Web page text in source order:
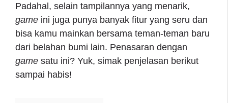
Padahal, selain tampilannya yang menarik,
game ini juga punya banyak fitur yang seru dan
bisa kamu mainkan bersama teman-teman baru
dari belahan bumi lain. Penasaran dengan
game satu ini? Yuk, simak penjelasan berikut
sampai habis!